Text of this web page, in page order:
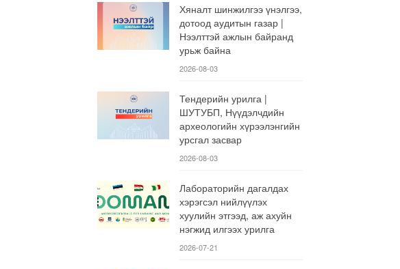
Хяналт шинжилгээ үнэлгээ,
дотоод аудитын газар |
Нээлттэй ажлын байранд
урьж байна
2026-08-03
Тендерийн урилга |
ШУТУБП, Нүүдэлчдийн
археологийн хүрээлэнгийн
урсгал засвар
2026-08-03
Лабораторийн дагалдах
хэрэгсэл нийлүүлэх
хуулийн этгээд, аж ахуйн
нэгжид илгээх урилга
2026-07-21